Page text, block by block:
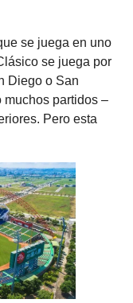
se juega en uno
se juega por
Diego o San
muchos partidos –
Pero esta